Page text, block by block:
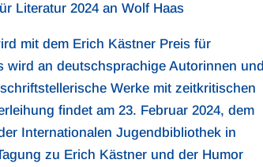
Literatur 2024 an Wolf Haas
mit dem Erich Kästner Preis für
wird an deutschsprachige Autorinnen und
Werke mit zeitkritischen
findet am 23. Februar 2024, dem
Internationalen Jugendbibliothek in
zu Erich Kästner und der Humor